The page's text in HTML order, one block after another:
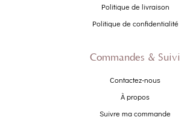
Politique de livraison
Politique de confidentialité
Commandes & Suivi
Contactez-nous
À propos
Suivre ma commande